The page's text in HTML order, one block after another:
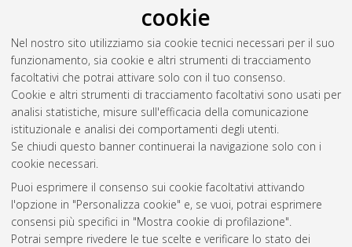
cookie
Nel nostro sito utilizziamo sia cookie tecnici necessari per il suo
funzionamento, sia cookie e altri strumenti di tracciamento
facoltativi che potrai attivare solo con il tuo consenso.
Cookie e altri strumenti di tracciamento facoltativi sono usati per
analisi statistiche, misure sull'efficacia della comunicazione
istituzionale e analisi dei comportamenti degli utenti.
Se chiudi questo banner continuerai la navigazione solo con i
cookie necessari.
Puoi esprimere il consenso sui cookie facoltativi attivando
l'opzione in "Personalizza cookie" e, se vuoi, potrai esprimere
consensi più specifici in "Mostra cookie di profilazione".
Potrai sempre rivedere le tue scelte e verificare lo stato dei
Gestione del documento:
Atom
Rss 1.0
Rss 2.0